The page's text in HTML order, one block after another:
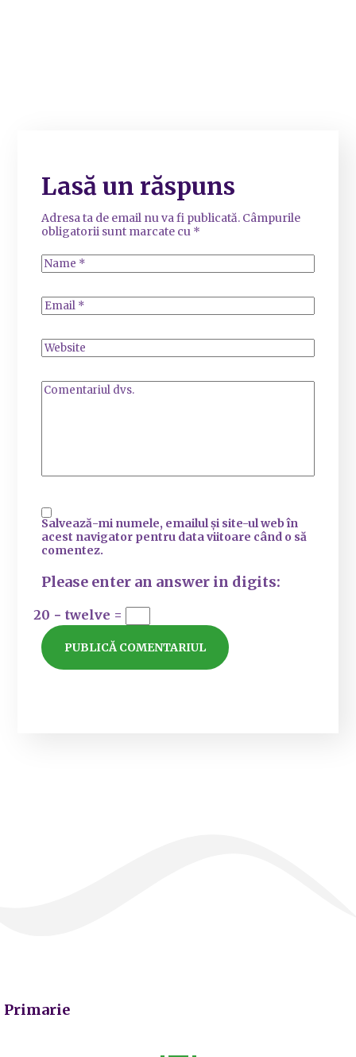
Lasă un răspuns
Adresa ta de email nu va fi publicată. Câmpurile
obligatorii sunt marcate cu *
Salvează-mi numele, emailul și site-ul web în
acest navigator pentru data viitoare când o să
comentez.
Please enter an answer in digits:
20 − twelve =
Primarie